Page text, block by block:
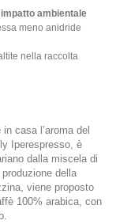
ambientale
meno anidride
nella raccolta
casa l’aroma del
Iperespresso, è
dalla miscela di
della
viene proposto
100% arabica, con